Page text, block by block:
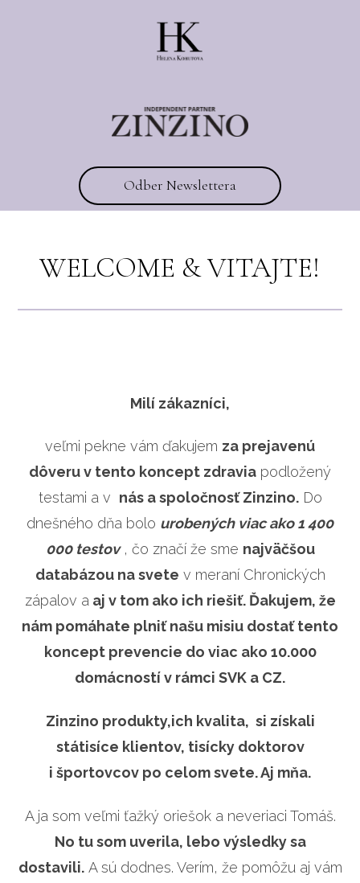
Odber Newslettera
WELCOME & VITAJTE!
Milí zákazníci,
veľmi pekne vám ďakujem za prejavenú
dôveru v tento koncept zdravia podložený
testami a v nás a spoločnosť Zinzino.Do
dnešného dňa bolo urobených viac ako 1 400
000 testov , čo značí že sme najväčšou
databázou na svete v meraní Chronických
zápalov aaj v tom ako ich riešiť. Ďakujem, že
nám pomáhate plniť našu misiu dostať tento
koncept prevencie do viac ako 10.000
domácností v rámci SVK a CZ.
Zinzino produkty,ich kvalita, si získali
státisíce klientov, tisícky doktorov
i športovcov po celom svete.Aj mňa.
A ja som veľmi ťažký oriešok a neveriaci Tomáš.
No tu som uverila, lebo výsledky sa
dostavili.A sú dodnes. Verím, že pomôžu aj vám